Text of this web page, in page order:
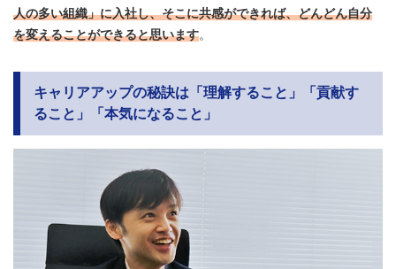
人の多い組織」に入社し、そこに共感ができれば、どんどん自分
を変えることができると思います。
キャリアアップの秘訣は「理解すること」「貢献す
ること」「本気になること」